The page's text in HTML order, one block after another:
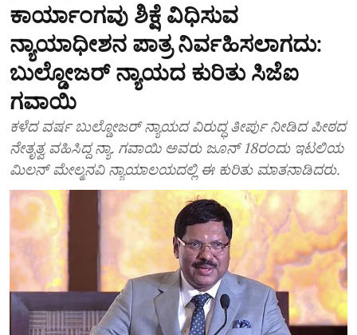
ಕಾರ್ಯಾಂಗವು ಶಿಕ್ಷೆ ವಿಧಿಸುವ
ನ್ಯಾಯಾಧೀಶನ ಪಾತ್ರ ನಿರ್ವಹಿಸಲಾಗದು:
ಬುಲ್ಡೋಜರ್ ನ್ಯಾಯದ ಕುರಿತು ಸಿಜೆಐ
ಗವಾಯಿ
ಕಳೆದ ವರ್ಷ ಬುಲ್ಡೋಜರ್ ನ್ಯಾಯದ ವಿರುದ್ಧ ತೀರ್ಪು ನೀಡಿದ ಪೀಠದ
ನೇತೃತ್ವ ವಹಿಸಿದ್ದ ನ್ಯಾ. ಗವಾಯಿ ಅವರು ಜೂನ್ 18ರಂದು ಇಟಲಿಯ
ಮಿಲನ್ ಮೇಲ್ಮನವಿ ನ್ಯಾಯಾಲಯದಲ್ಲಿ ಈ ಕುರಿತು ಮಾತನಾಡಿದರು.